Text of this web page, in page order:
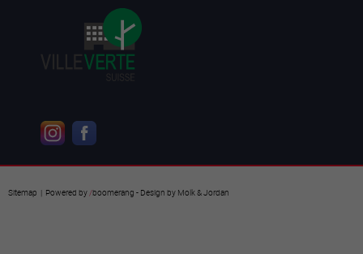
Sitemap | Powered by/boomerang - Design by Molk & Jordan